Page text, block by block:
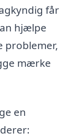
får
hjælpe
problemer,
mærke
en